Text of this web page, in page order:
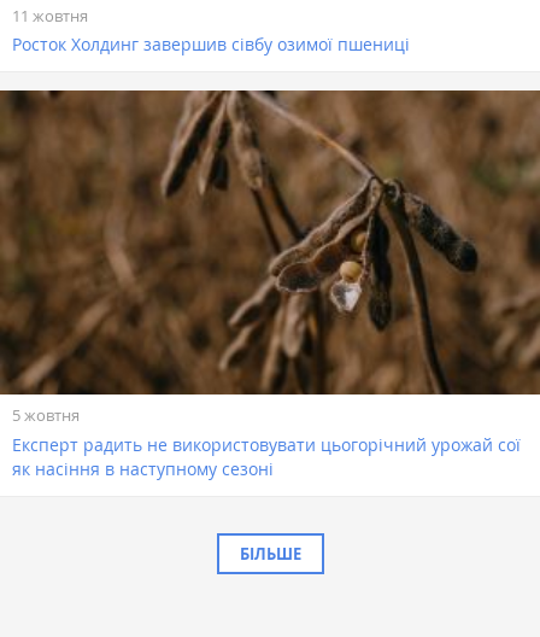
11 жовтня
Росток Холдинг завершив сівбу озимої пшениці
5 жовтня
Експерт радить не використовувати цьогорічний урожай сої
як насіння в наступному сезоні
БІЛЬШЕ